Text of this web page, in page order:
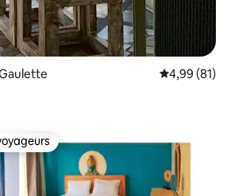
Évaluation
4,99 (81)
les plus appréciés